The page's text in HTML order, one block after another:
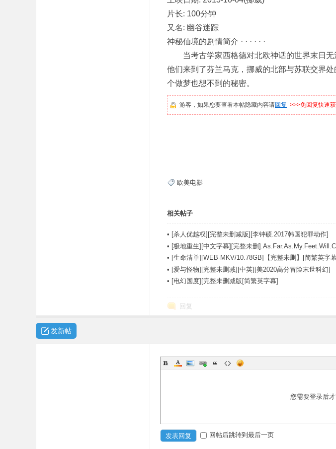
片长: 100分钟
又名: 幽谷迷踪
神秘仙境的剧情简介 · · · · · ·
当考古学家西格德对北欧神话的世界末日无
他们来到了芬兰马克，挪威的北部与苏联交界
个做梦也想不到的秘密。
游客，如果您要查看本帖隐藏内容请回复 >>>免回复快速
欧美电影
相关帖子
• [杀人优越权][完整未删减版][李钟硕.2017韩国犯罪动作]
• [极地重生][中文字幕][完整未删
• [生命清单][WEB-MKV/10.78GB]【完整未删】[简繁英字
• [爱与怪物][完整未删减][中英][美2020高分冒险末世科幻]
• [电幻国度][完整未删减版[简繁英字幕]
回复
发新帖
您需要登录后
发表回复 回帖后跳转到最后一页